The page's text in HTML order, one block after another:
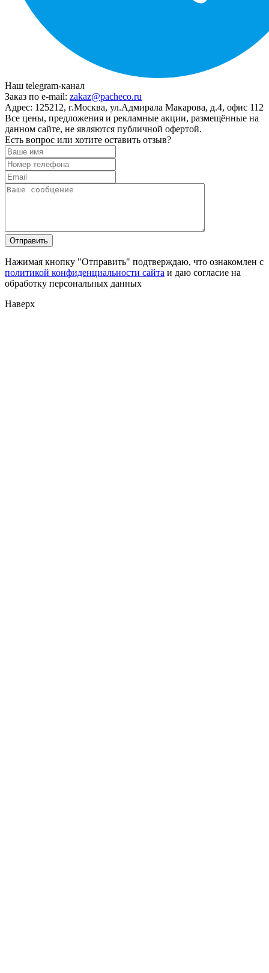
Наш telegram-канал
Заказ по e-mail: zakaz@pacheco.ru
Адрес: 125212, г.Москва, ул.Адмирала Макарова, д.4, офис 112
Все цены, предложения и рекламные акции, размещённые на
данном сайте, не являются публичной офертой.
Есть вопрос или хотите оставить отзыв?
Нажимая кнопку "Отправить" подтверждаю, что ознакомлен с
политикой конфиденциальности сайта и даю согласие на
обработку персональных данных
Наверх